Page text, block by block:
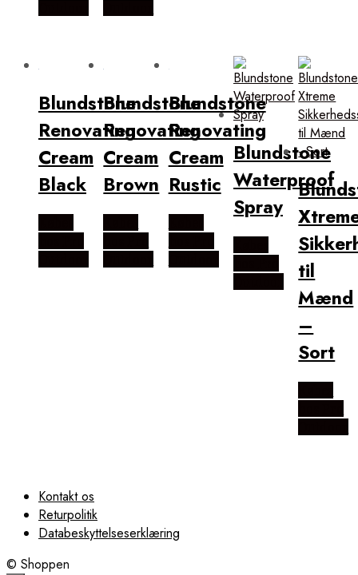
Blundstone
Renovating
Cream
Black
Blundstone
Renovating
Cream
Brown
Blundstone
Renovating
Cream
Rustic
Blundstone
Waterproof
Spray
til
Mænd
–
Sort
Kontakt os
Returpolitik
Databeskyttelseserklæring
© Shoppen